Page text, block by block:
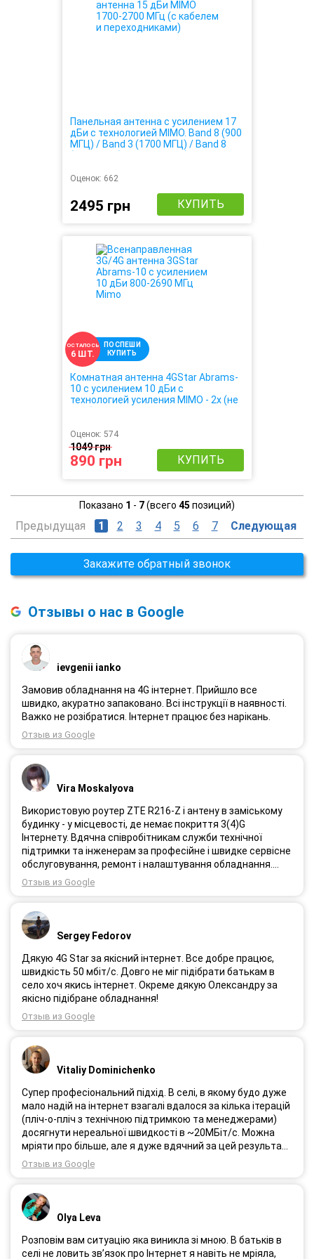
Панельная антенна с усилением 17
дБи с технологией MIMO. Band 8 (900
МГЦ) / Band 3 (1700 МГЦ) / Band 8
Оценок: 662
2495 грн КУПИТЬ
ПОСПЕШИ
КУПИТЬ
ОСТАЛОСЬ
6 ШТ.
Комнатная антенна 4GStar Abrams-
10 с усилением 10 дБи с
технологией усиления MIMO - 2х (не
требует настройки, крепиться на
раза)
Оценок: 574
1049 грн
890 грн КУПИТЬ
Показано 1 - 7(всего 45 позиций)
Предыдущая 1 2 3 4 5 6 7 Следующая
Закажите обратный звонок
Отзывы о нас в Google
ievgenii ianko
Замовив обладнання на 4G інтернет. Прийшло все
швидко, акуратно запаковано. Всі інструкції в наявності.
Важко не розібратися. Інтернет працює без нарікань.
Отзыв из Google
Vira Moskalyova
Використовую роутер ZTE R216-Z і антену в заміському
будинку - у місцевості, де немає покриття 3(4)G
Інтернету. Вдячна співробітникам служби технічної
підтримки та інженерам за професійне і швидке сервісне
обслуговування, ремонт і налаштування обладнання.
Через 3 роки після покупки я не шкодую про прийняте
тоді рішення придбати обладнання в компанії 3G star
Отзыв из Google
Sergey Fedorov
Дякую 4G Star за якісний інтернет. Все добре працює,
швидкість 50 мбіт/с. Довго не міг підібрати батькам в
село хоч якись інтернет. Окреме дякую Олександру за
якісно підібране обладнання!
Отзыв из Google
Vitaliy Dominichenko
Супер професіональний підхід. В селі, в якому будо дуже
мало надій на інтернет взагалі вдалося за кілька ітерацій
(пліч-о-пліч з технічною підтримкою та менеджерами)
досягнути нереальної швидкості в ~20МБіт/с. Можна
мріяти про більше, але я дуже вдячний за цей результат,
так як перші спроби впиралися в максимум 4-5 МБіт/с.
Спробували усіх можливих операторів, обертав десятки
доплатою і вдалося неможливе :) Дякую вам! Безумовно
вдячний і радий знайомству.
Отзыв из Google
Olya Leva
Розповім вам ситуацію яка виникла зі мною. В батьків в
селі не ловить зв’язок про Інтернет я навіть не мріяла,